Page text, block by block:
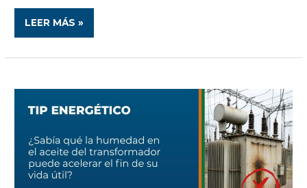
LEER MÁS »
¿SABÍA
LA
HUMEDAD
EL
ACEITE
DEL
TRANSFORMADOR
PUEDE
ACELERAR